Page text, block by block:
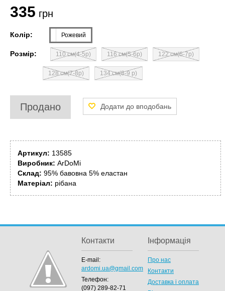
335 грн
Колір: Рожевий
Розмір: 110 см(4-5р) 116 см(5-6р) 122 см(6-7р)
128 см(7-8р) 134 см(8-9 р)
Продано
Артикул: 13585
Виробник: ArDoMi
Склад: 95% бавовна 5% еластан
Матеріал: рібана
Контакти
E-mail:
ardomi.ua@gmail.com
Телефон:
(097) 289-82-71
Інформація
Про нас
Контакти
Доставка і оплата